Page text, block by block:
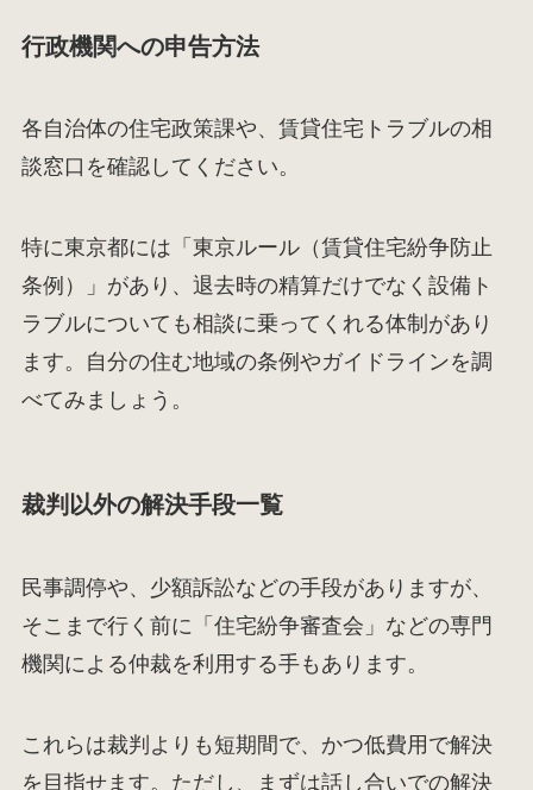
行政機関への申告方法
各自治体の住宅政策課や、賃貸住宅トラブルの相
談窓口を確認してください。
特に東京都には「東京ルール（賃貸住宅紛争防止
条例）」があり、退去時の精算だけでなく設備ト
ラブルについても相談に乗ってくれる体制があり
ます。自分の住む地域の条例やガイドラインを調
べてみましょう。
裁判以外の解決手段一覧
民事調停や、少額訴訟などの手段がありますが、
そこまで行く前に「住宅紛争審査会」などの専門
機関による仲裁を利用する手もあります。
これらは裁判よりも短期間で、かつ低費用で解決
を目指せます。ただし、まずは話し合いでの解決